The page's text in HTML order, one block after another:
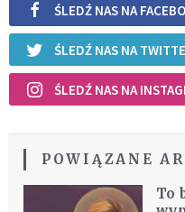
ŚLEDŹ NAS NA
ŚLEDŹ NAS NA
ŚLEDŹ NAS NA
POWIĄZANE
To